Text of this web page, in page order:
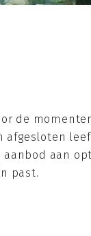
de
afgesloten
aan
past.